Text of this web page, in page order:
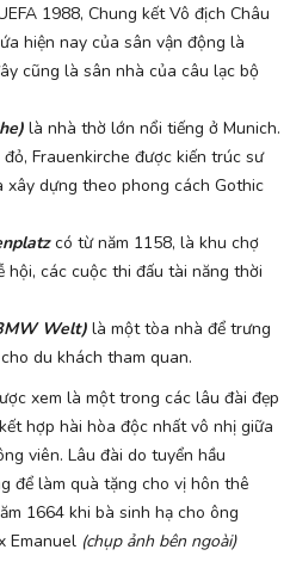
1988, Chung kết Vô địch Châu
hiện nay của sân vận động là
cũng là sân nhà của câu lạc bộ
là nhà thờ lớn nổi tiếng ở Munich.
Frauenkirche được kiến trúc sư
xây dựng theo phong cách Gothic
có từ năm 1158, là khu chợ
các cuộc thi đấu tài năng thời
Welt) là một tòa nhà để trưng
du khách tham quan.
xem là một trong các lâu đài đẹp
hợp hài hòa độc nhất vô nhị giữa
viên. Lâu đài do tuyển hầu
để làm quà tặng cho vị hôn thê
1664 khi bà sinh hạ cho ông
Emanuel (chụp ảnh bên ngoài)